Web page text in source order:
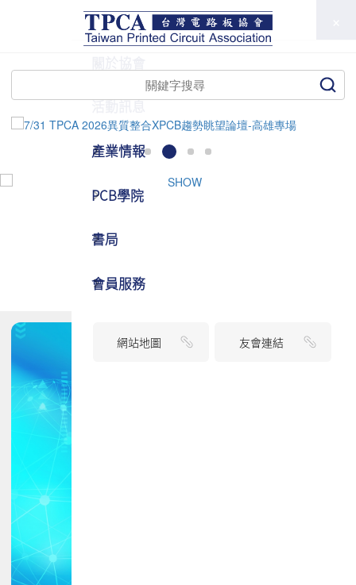
TPCA
活動訊息
產業情報
PCB學院
書局
會員服務
網站地圖 友會連結